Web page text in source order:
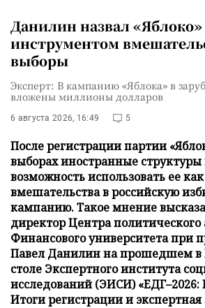
Данилин назвал «Яблоко»
инструментом
выборы
Эксперт: В кампанию «Яблока» в
вложены миллионы долларов
6 августа 2026, 16:49 5
После регистрации партии
выборах иностранные
возможность использовать ее
вмешательства в российскую
кампанию. Такое мнение
директор Центра политического
Финансового университета при
Павел Данилин на прошедшем в
столе Экспертного института
исследований (ЭИСИ) «ЕДГ–2026:
Итоги регистрации и